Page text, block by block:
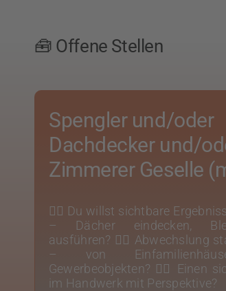
🧰 Offene Stellen
Spengler und/oder
Dachdecker und/
Zimmerer Geselle
👉🏻 Du willst sichtbare
– Dächer eindecken,
ausführen? 👉🏻 Abwechslung
– von
Gewerbeobjekten? 👉🏻 Einen
im Handwerk mit Perspektive?